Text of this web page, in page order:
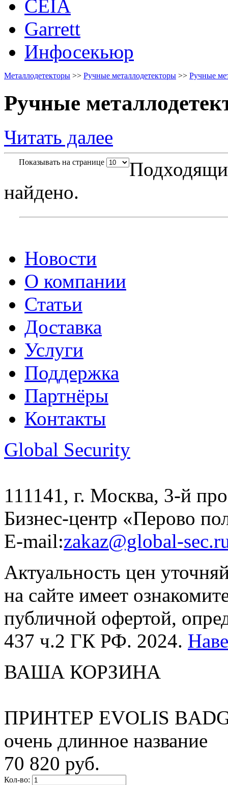
CEIA
Garrett
Инфосекьюр
Металлодетекторы >> Ручные металлодетекторы >> Ручные
Ручные
Читать далее
Показывать на странице
найдено.
Новости
О компании
Статьи
Доставка
Услуги
Поддержка
Партнёры
Контакты
Global Security
111141, г. Москва, 3-й
Бизнес-центр «Перово
E-mail:zakaz@global-
Актуальность цен
на сайте имеет
публичной офертой,
437 ч.2 ГК РФ. 2024.
ВАША КОРЗИНА
ПРИНТЕР EVOLIS
очень длинное название
70 820 руб.
Кол-во: